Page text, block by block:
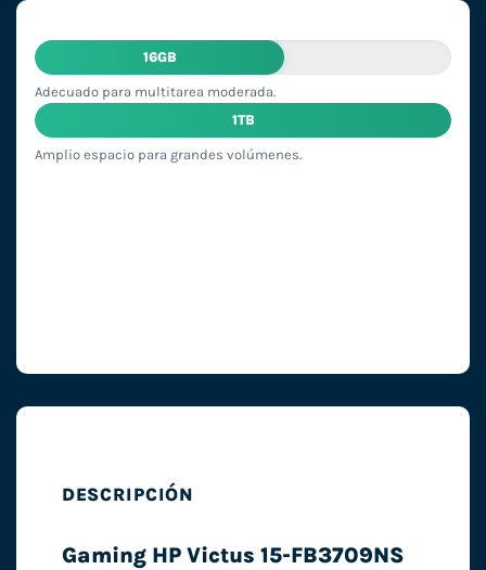
16GB
Adecuado para multitarea moderada.
1TB
Amplio espacio para grandes volúmenes.
DESCRIPCIÓN
Gaming HP Victus 15-FB3709NS